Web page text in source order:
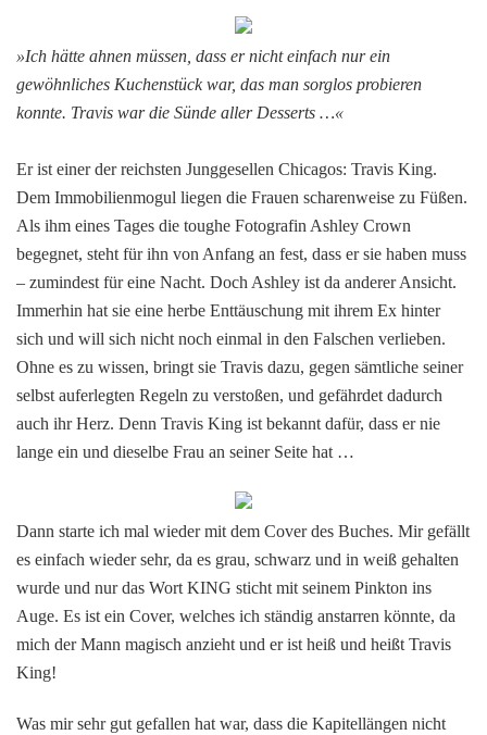
Saxx
»Ich hätte ahnen müssen, dass er nicht einfach nur ein
gewöhnliches Kuchenstück war, das man sorglos probieren
konnte. Travis war die Sünde aller Desserts …«
Er ist einer der reichsten Junggesellen Chicagos: Travis King.
Dem Immobilienmogul liegen die Frauen scharenweise zu Füßen.
Als ihm eines Tages die toughe Fotografin Ashley Crown
begegnet, steht für ihn von Anfang an fest, dass er sie haben muss
– zumindest für eine Nacht. Doch Ashley ist da anderer Ansicht.
Immerhin hat sie eine herbe Enttäuschung mit ihrem Ex hinter
sich und will sich nicht noch einmal in den Falschen verlieben.
Ohne es zu wissen, bringt sie Travis dazu, gegen sämtliche seiner
selbst auferlegten Regeln zu verstoßen, und gefährdet dadurch
auch ihr Herz. Denn Travis King ist bekannt dafür, dass er nie
lange ein und dieselbe Frau an seiner Seite hat …
Dann starte ich mal wieder mit dem Cover des Buches. Mir gefällt
es einfach wieder sehr, da es grau, schwarz und in weiß gehalten
wurde und nur das Wort KING sticht mit seinem Pinkton ins
Auge. Es ist ein Cover, welches ich ständig anstarren könnte, da
mich der Mann magisch anzieht und er ist heiß und heißt Travis
King!
Was mir sehr gut gefallen hat war, dass die Kapitellängen nicht